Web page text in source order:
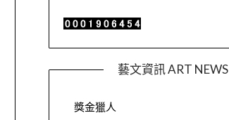
藝文資訊 ART NEWS
獎金獵人